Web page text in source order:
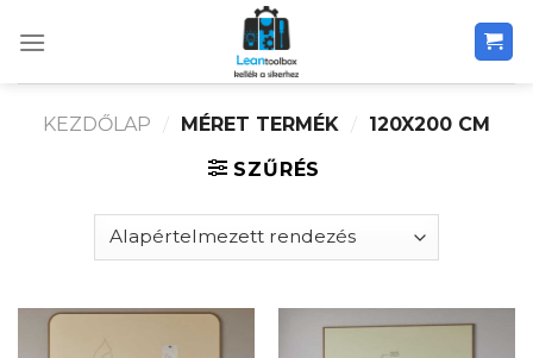
KEZDŐLAP / MÉRET TERMÉK / 120X200 CM
SZŰRÉS